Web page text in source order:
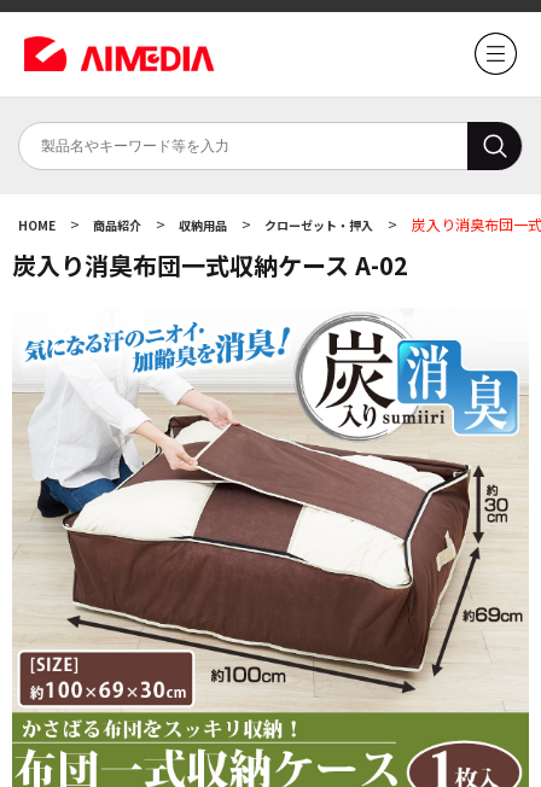
HOME > 商品紹介 > 収納用品 > クローゼット・押入 > 炭入り消臭布団一
炭入り消臭布団一式収納ケース A-02